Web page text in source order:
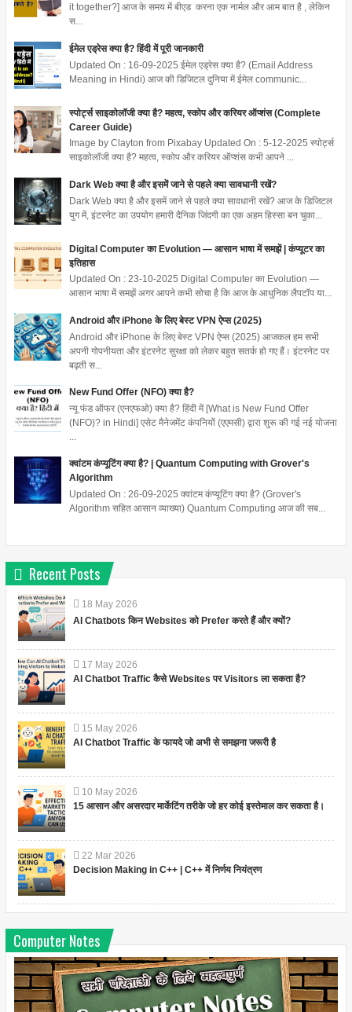
it together?] आज के समय में बीएड करना एक नार्मल और आम बात है , लेकिन
स...
ईमेल एड्रेस क्या है? हिंदी में पूरी जानकारी
Updated On : 16-09-2025 ईमेल एड्रेस क्या है? (Email Address
Meaning in Hindi) आज की डिजिटल दुनिया में ईमेल communic...
स्पोर्ट्स साइकोलॉजी क्या है? महत्व, स्कोप और करियर ऑप्शंस (Complete
Career Guide)
Image by Clayton from Pixabay Updated On : 5-12-2025 स्पोर्ट्स
साइकोलॉजी क्या है? महत्व, स्कोप और करियर ऑप्शंस कभी आपने ...
Dark Web क्या है और इसमें जाने से पहले क्या सावधानी रखें?
Dark Web क्या है और इसमें जाने से पहले क्या सावधानी रखें? आज के डिजिटल
युग में, इंटरनेट का उपयोग हमारी दैनिक जिंदगी का एक अहम हिस्सा बन चुका...
Digital Computer का Evolution — आसान भाषा में समझें | कंप्यूटर का
इतिहास
Updated On : 23-10-2025 Digital Computer का Evolution —
आसान भाषा में समझें अगर आपने कभी सोचा है कि आज के आधुनिक लैपटॉप या...
Android और iPhone के लिए बेस्ट VPN ऐप्स (2025)
Android और iPhone के लिए बेस्ट VPN ऐप्स (2025) आजकल हम सभी
अपनी गोपनीयता और इंटरनेट सुरक्षा को लेकर बहुत सतर्क हो गए हैं। इंटरनेट पर
बढ़ती स...
New Fund Offer (NFO) क्या है?
न्यू फंड ऑफर (एनएफओ) क्या है? हिंदी में [What is New Fund Offer
(NFO)? in Hindi] एसेट मैनेजमेंट कंपनियों (एएमसी) द्वारा शुरू की गई नई योजना
क्वांटम कंप्यूटिंग क्या है? | Quantum Computing with Grover's
Algorithm
Updated On : 26-09-2025 क्वांटम कंप्यूटिंग क्या है? (Grover's
Algorithm सहित आसान व्याख्या) Quantum Computing आज की सब...
Recent Posts
18 May 2026
AI Chatbots किन Websites को Prefer करते हैं और क्यों?
17 May 2026
AI Chatbot Traffic कैसे Websites पर Visitors ला सकता है?
15 May 2026
AI Chatbot Traffic के फायदे जो अभी से समझना जरूरी है
10 May 2026
15 आसान और असरदार मार्केटिंग तरीके जो हर कोई इस्तेमाल कर सकता है।
22 Mar 2026
Decision Making in C++ | C++ में निर्णय नियंत्रण
Computer Notes